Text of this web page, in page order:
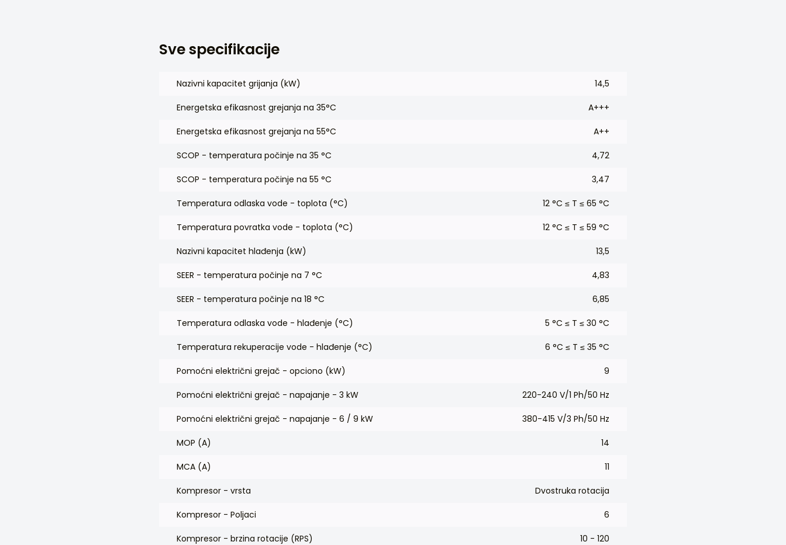
Sve specifikacije
Nazivni kapacitet grijanja (kW) 14,5
Energetska efikasnost grejanja na 35°C A+++
Energetska efikasnost grejanja na 55°C A++
SCOP - temperatura počinje na 35 °C 4,72
SCOP - temperatura počinje na 55 °C 3,47
Temperatura odlaska vode - toplota (°C) 12 °C ≤ T ≤ 65 °C
Temperatura povratka vode - toplota (°C) 12 °C ≤ T ≤ 59 °C
Nazivni kapacitet hlađenja (kW) 13,5
SEER - temperatura počinje na 7 °C 4,83
SEER - temperatura počinje na 18 °C 6,85
Temperatura odlaska vode - hlađenje (°C) 5 °C ≤ T ≤ 30 °C
Temperatura rekuperacije vode - hlađenje (°C) 6 °C ≤ T ≤ 35 °C
Pomoćni električni grejač - opciono (kW) 9
Pomoćni električni grejač - napajanje - 3 kW 220-240 V/1 Ph/50 Hz
Pomoćni električni grejač - napajanje - 6 / 9 kW 380-415 V/3 Ph/50 Hz
MOP (A) 14
MCA (A) 11
Kompresor - vrsta Dvostruka rotacija
Kompresor - Poljaci 6
Kompresor - brzina rotacije (RPS) 10 - 120